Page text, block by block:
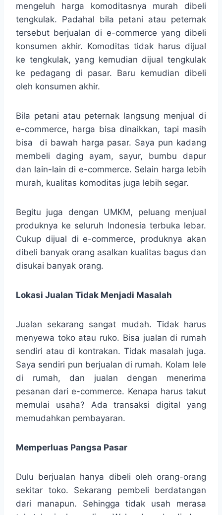
mengeluh harga komoditasnya murah dibeli
tengkulak. Padahal bila petani atau peternak
tersebut berjualan di e-commerce yang dibeli
konsumen akhir. Komoditas tidak harus dijual
ke tengkulak, yang kemudian dijual tengkulak
ke pedagang di pasar. Baru kemudian dibeli
oleh konsumen akhir.
Bila petani atau peternak langsung menjual di
e-commerce, harga bisa dinaikkan, tapi masih
bisa di bawah harga pasar. Saya pun kadang
membeli daging ayam, sayur, bumbu dapur
dan lain-lain di e-commerce. Selain harga lebih
murah, kualitas komoditas juga lebih segar.
Begitu juga dengan UMKM, peluang menjual
produknya ke seluruh Indonesia terbuka lebar.
Cukup dijual di e-commerce, produknya akan
dibeli banyak orang asalkan kualitas bagus dan
disukai banyak orang.
Lokasi Jualan Tidak Menjadi Masalah
Jualan sekarang sangat mudah. Tidak harus
menyewa toko atau ruko. Bisa jualan di rumah
sendiri atau di kontrakan. Tidak masalah juga.
Saya sendiri pun berjualan di rumah. Kolam lele
di rumah, dan jualan dengan menerima
pesanan dari e-commerce. Kenapa harus takut
memulai usaha? Ada transaksi digital yang
memudahkan pembayaran.
Memperluas Pangsa Pasar
Dulu berjualan hanya dibeli oleh orang-orang
sekitar toko. Sekarang pembeli berdatangan
dari manapun. Sehingga tidak usah merasa